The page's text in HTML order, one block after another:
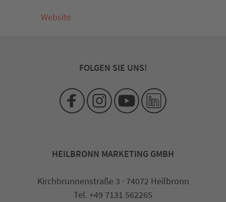
Website
FOLGEN SIE UNS!
HEILBRONN MARKETING GMBH
Kirchbrunnenstraße 3 · 74072 Heilbronn
Tel. +49 7131 562265